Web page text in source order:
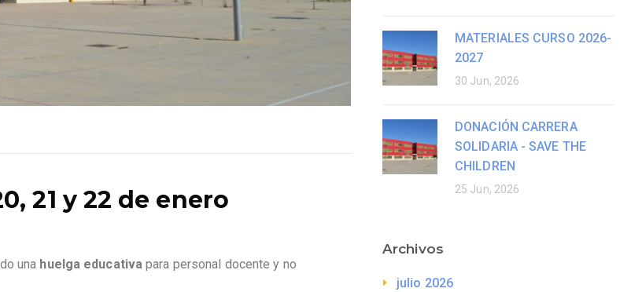
21 y 22 de enero
una huelga educativa para personal docente y no
MATERIALES CURSO 2026-
2027
30 Jun, 2026
DONACIÓN CARRERA
SOLIDARIA - SAVE THE
CHILDREN
25 Jun, 2026
Archivos
julio 2026